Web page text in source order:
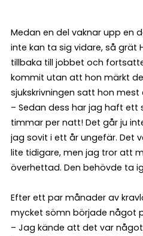
Medan en del vaknar upp en
inte kan ta sig vidare, så grät
tillbaka till jobbet och
kommit utan att hon märkt
sjukskrivningen satt hon
– Sedan dess har jag haft ett
timmar per natt! Det går ju
jag sovit i ett år ungefär. Det
lite tidigare, men jag tror att
överhettad. Den behövde ta
Efter ett par månader av
mycket sömn började något
– Jag kände att det var